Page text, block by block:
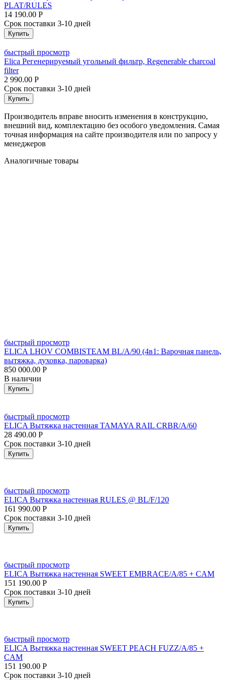
PLAT/RULES
14 190.00 Р
Срок поставки 3-10 дней
Купить
быстрый просмотр
Elica Регенерируемый угольный фильтр, Regenerable charcoal
filter
2 990.00 Р
Срок поставки 3-10 дней
Купить
Производитель вправе вносить изменения в конструкцию,
внешний вид, комплектацию без особого уведомления. Самая
точная информация на сайте производителя или по запросу у
менеджеров
Аналогичные товары
быстрый просмотр
ELICA LHOV COMBISTEAM BL/A/90 (4в1: Варочная панель,
вытяжка, духовка, пароварка)
850 000.00 Р
В наличии
Купить
быстрый просмотр
ELICA Вытяжка настенная TAMAYA RAIL CRBR/A/60
28 490.00 Р
Срок поставки 3-10 дней
Купить
быстрый просмотр
ELICA Вытяжка настенная RULES @ BL/F/120
161 990.00 Р
Срок поставки 3-10 дней
Купить
быстрый просмотр
ELICA Вытяжка настенная SWEET EMBRACE/A/85 + CAM
151 190.00 Р
Срок поставки 3-10 дней
Купить
быстрый просмотр
ELICA Вытяжка настенная SWEET PEACH FUZZ/A/85 +
CAM
151 190.00 Р
Срок поставки 3-10 дней